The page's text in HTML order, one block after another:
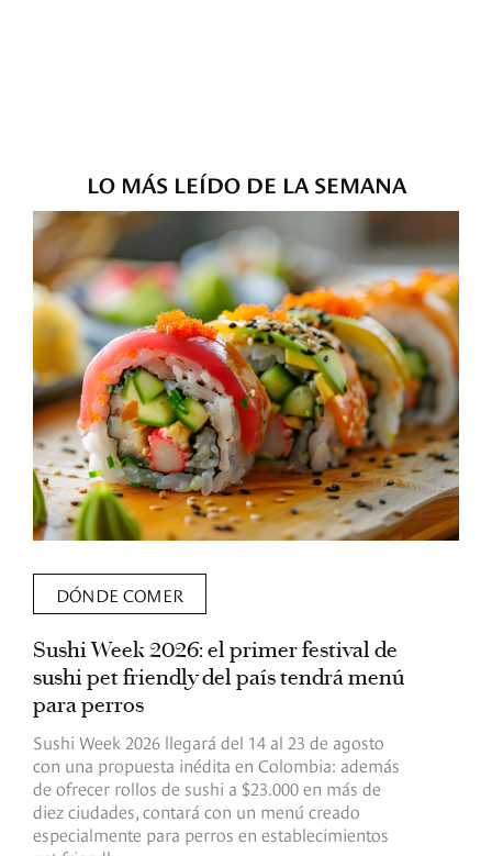
LO MÁS LEÍDO DE LA SEMANA
DÓNDE COMER
Sushi Week 2026: el primer festival de
sushi pet friendly del país tendrá menú
para perros
Sushi Week 2026 llegará del 14 al 23 de agosto
con una propuesta inédita en Colombia: además
de ofrecer rollos de sushi a $23.000 en más de
diez ciudades, contará con un menú creado
especialmente para perros en establecimientos